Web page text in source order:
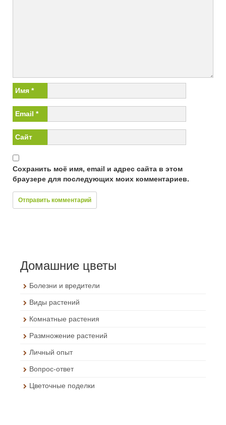
Имя *
Email *
Сайт
Сохранить моё имя, email и адрес сайта в этом
браузере для последующих моих комментариев.
Домашние цветы
Болезни и вредители
Виды растений
Комнатные растения
Размножение растений
Личный опыт
Вопрос-ответ
Цветочные поделки